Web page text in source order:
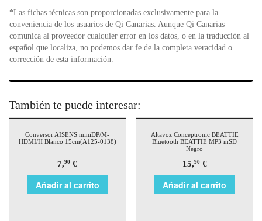
*Las fichas técnicas son proporcionadas exclusivamente para la
conveniencia de los usuarios de Qi Canarias. Aunque Qi Canarias
comunica al proveedor cualquier error en los datos, o en la traducción al
español que localiza, no podemos dar fe de la completa veracidad o
corrección de esta información.
También te puede interesar:
Conversor AISENS miniDP/M-
HDMI/H Blanco 15cm(A125-0138)
7,90 €
Añadir al carrito
Altavoz Conceptronic BEATTIE
Bluetooth BEATTIE MP3 mSD
Negro
15,90€
Añadir al carrito